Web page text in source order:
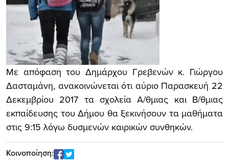
Με απόφαση του Δημάρχου Γρεβενών κ. Γιώργου
Δασταμάνη, ανακοινώνεται ότι αύριο Παρασκευή 22
Δεκεμβρίου 2017 τα σχολεία Α/θμιας και Β/θμιας
εκπαίδευσης του Δήμου θα ξεκινήσουν τα μαθήματα
στις 9:15 λόγω δυσμενών καιρικών συνθηκών.
Κοινοποίηση: